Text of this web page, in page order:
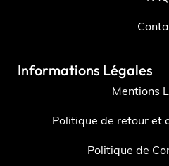
Informations Légales
Mentions
Politique de retour et
Politique de